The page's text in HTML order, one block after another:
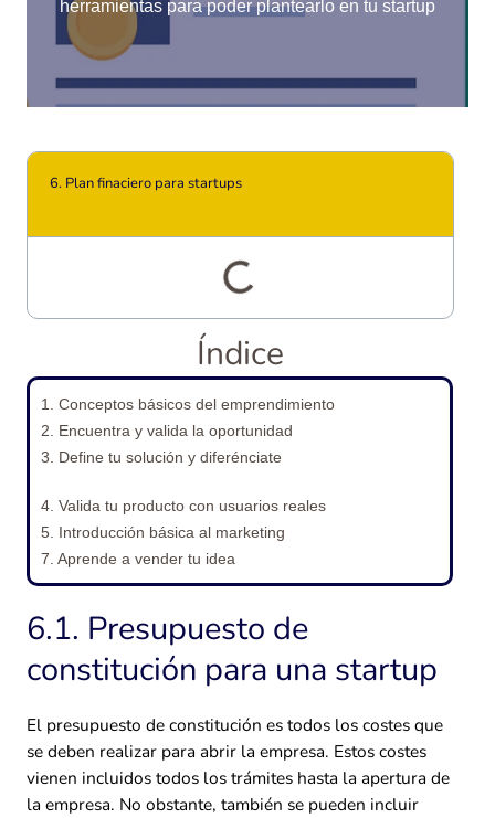
herramientas para poder plantearlo en tu startup
6. Plan finaciero para startups
Índice
1. Conceptos básicos del emprendimiento
2. Encuentra y valida la oportunidad
3. Define tu solución y diferénciate
4. Valida tu producto con usuarios reales
5. Introducción básica al marketing
7. Aprende a vender tu idea
6.1. Presupuesto de
constitución para una startup
El presupuesto de constitución es todos los costes que
se deben realizar para abrir la empresa. Estos costes
vienen incluidos todos los trámites hasta la apertura de
la empresa. No obstante, también se pueden incluir